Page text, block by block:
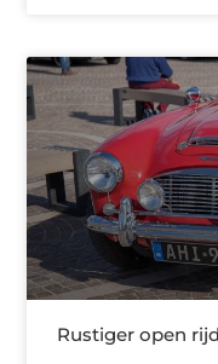
Rustiger open